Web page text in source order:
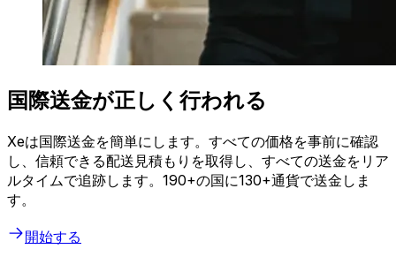
国際送金が正しく行われる
Xeは国際送金を簡単にします。すべての価格を事前に確認
し、信頼できる配送見積もりを取得し、すべての送金をリア
ルタイムで追跡します。190+の国に130+通貨で送金しま
す。
開始する